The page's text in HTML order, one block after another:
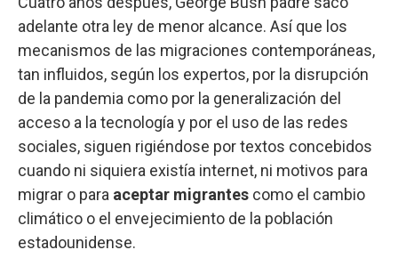
adelante otra ley de menor alcance. Así que los
mecanismos de las migraciones contemporáneas,
tan influidos, según los expertos, por la disrupción
de la pandemia como por la generalización del
acceso a la tecnología y por el uso de las redes
sociales, siguen rigiéndose por textos concebidos
cuando ni siquiera existía internet, ni motivos para
migrar o para aceptar migrantes como el cambio
climático o el envejecimiento de la población
estadounidense.